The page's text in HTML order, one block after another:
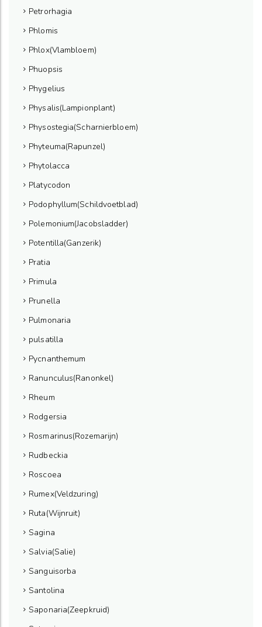
Petrorhagia
Phlomis
Phlox(Vlambloem)
Phuopsis
Phygelius
Physalis(Lampionplant)
Physostegia(Scharnierbloem)
Phyteuma(Rapunzel)
Phytolacca
Platycodon
Podophyllum(Schildvoetblad)
Polemonium(Jacobsladder)
Potentilla(Ganzerik)
Pratia
Primula
Prunella
Pulmonaria
pulsatilla
Pycnanthemum
Ranunculus(Ranonkel)
Rheum
Rodgersia
Rosmarinus(Rozemarijn)
Rudbeckia
Roscoea
Rumex(Veldzuring)
Ruta(Wijnruit)
Sagina
Salvia(Salie)
Sanguisorba
Santolina
Saponaria(Zeepkruid)